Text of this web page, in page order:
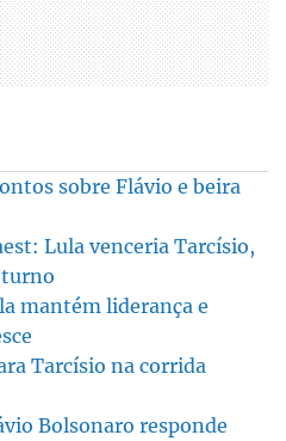
sobre Flávio e beira
Lula venceria Tarcísio,
turno
mantém liderança e
Tarcísio na corrida
Bolsonaro responde